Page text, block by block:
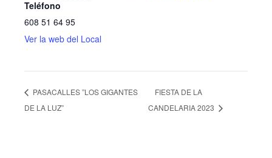
Teléfono
608 51 64 95
Ver la web del Local
PASACALLES ”LOS GIGANTES
DE LA LUZ”
FIESTA DE LA
CANDELARIA 2023